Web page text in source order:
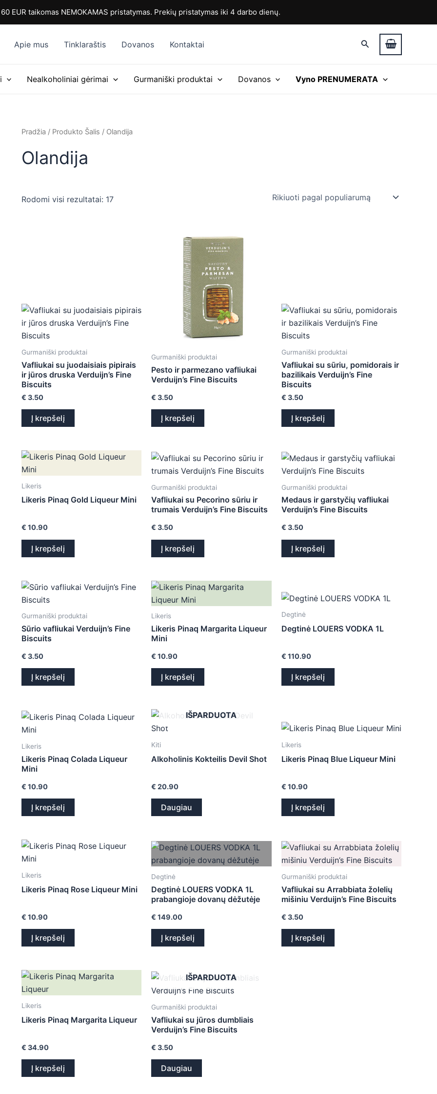
EUR taikomas NEMOKAMAS pristatymas. Prekių pristatymas iki 4 darbo dienų.
Apie mus Tinklaraštis Dovanos Kontaktai Paieška
Nealkoholiniai gėrimai Gurmaniški produktai Dovanos Vyno PRENUMERATA
Pradžia / Produkto Šalis / Olandija
Olandija
Rodomi visi rezultatai: 17
pagal
populiarumą
Gurmaniški produktai
Vafliukai su juodaisiais pipirais
ir jūros druska Verduijn’s Fine
Biscuits
€ 3.50
Į krepšelį
Gurmaniški produktai
Pesto ir parmezano vafliukai
Verduijn’s Fine Biscuits
€ 3.50
Į krepšelį
Gurmaniški produktai
Vafliukai su sūriu, pomidorais ir
bazilikais Verduijn’s Fine
Biscuits
€ 3.50
Į krepšelį
Likeris
Likeris Pinaq Gold Liqueur Mini
€ 10.90
Į krepšelį
Gurmaniški produktai
Vafliukai su Pecorino sūriu ir
trumais Verduijn’s Fine Biscuits
€ 3.50
Į krepšelį
Gurmaniški produktai
Medaus ir garstyčių vafliukai
Verduijn’s Fine Biscuits
€ 3.50
Į krepšelį
Gurmaniški produktai
Sūrio vafliukai Verduijn’s Fine
Biscuits
€ 3.50
Į krepšelį
Likeris
Likeris Pinaq Margarita Liqueur
Mini
€ 10.90
Į krepšelį
Degtinė
Degtinė LOUERS VODKA 1L
€ 110.90
Į krepšelį
Likeris
Likeris Pinaq Colada Liqueur
Mini
€ 10.90
Į krepšelį
IŠPARDUOTA
Kiti
Alkoholinis Kokteilis Devil Shot
€ 20.90
Daugiau
Likeris
Likeris Pinaq Blue Liqueur Mini
€ 10.90
Į krepšelį
Likeris
Likeris Pinaq Rose Liqueur Mini
€ 10.90
Į krepšelį
Degtinė
Degtinė LOUERS VODKA 1L
prabangioje dovanų dėžutėje
€ 149.00
Į krepšelį
Gurmaniški produktai
Vafliukai su Arrabbiata žolelių
mišiniu Verduijn’s Fine Biscuits
€ 3.50
Į krepšelį
Likeris
Likeris Pinaq Margarita Liqueur
€ 34.90
Į krepšelį
IŠPARDUOTA
Gurmaniški produktai
Vafliukai su jūros dumbliais
Verduijn’s Fine Biscuits
€ 3.50
Daugiau